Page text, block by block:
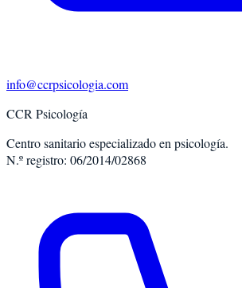
info@ccrpsicologia.com
CCR Psicología
Centro sanitario especializado en psicología.
N.º registro: 06/2014/02868